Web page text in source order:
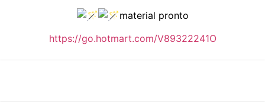
material pronto
https://go.hotmart.com/V89322241O